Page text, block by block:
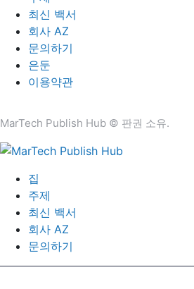
최신 백서
회사 AZ
문의하기
은둔
이용약관
MarTech Publish Hub © 판권 소유.
집
주제
최신 백서
회사 AZ
문의하기